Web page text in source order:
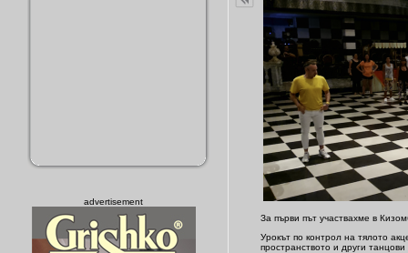
advertisement
За първи път участвахме в
Урокът по контрол на тялото
пространството и други